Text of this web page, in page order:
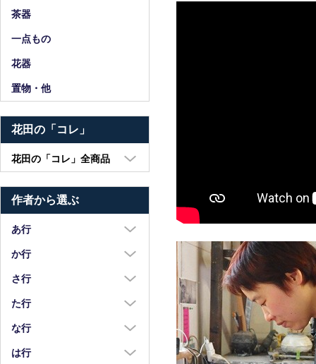
茶器
一点もの
花器
置物・他
花田の「コレ」
花田の「コレ」全商品
鉢・湯呑・カップ
汁椀・土鍋・折敷
小物・カトラリー
作者から選ぶ
あ行
浅野奈生
苧野直樹
安達和治
か行
蠣崎マコト
葛西国太郎
葛西義信
さ行
坂本達哉
佐川岳彦
佐々木暢子
た行
高島慎一
高木剛
な行
中荒江道子
は行